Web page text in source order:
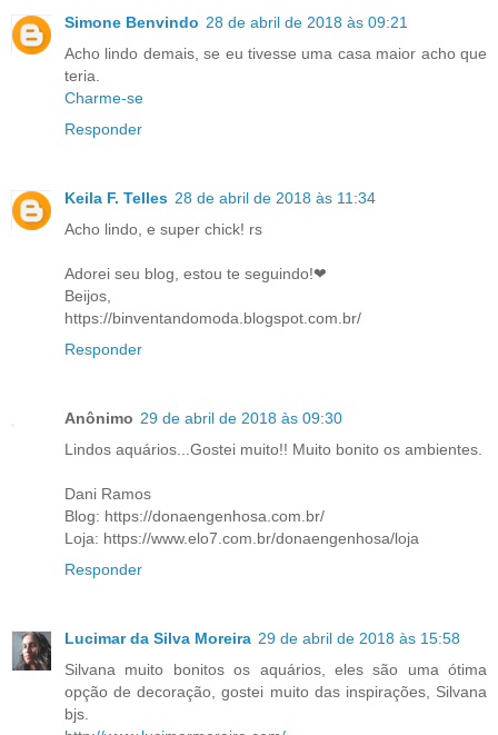
Simone Benvindo 28 de abril de 2018 às 09:21
Acho lindo demais, se eu tivesse uma casa maior acho que
teria.
Charme-se
Responder
Keila F. Telles 28 de abril de 2018 às 11:34
Acho lindo, e super chick! rs
Adorei seu blog, estou te seguindo!❤
Beijos,
https://binventandomoda.blogspot.com.br/
Responder
Anônimo 29 de abril de 2018 às 09:30
Lindos aquários...Gostei muito!! Muito bonito os ambientes.
Dani Ramos
Blog: https://donaengenhosa.com.br/
Loja: https://www.elo7.com.br/donaengenhosa/loja
Responder
Lucimar da Silva Moreira 29 de abril de 2018 às 15:58
Silvana muito bonitos os aquários, eles são uma ótima
opção de decoração, gostei muito das inspirações, Silvana
bjs.